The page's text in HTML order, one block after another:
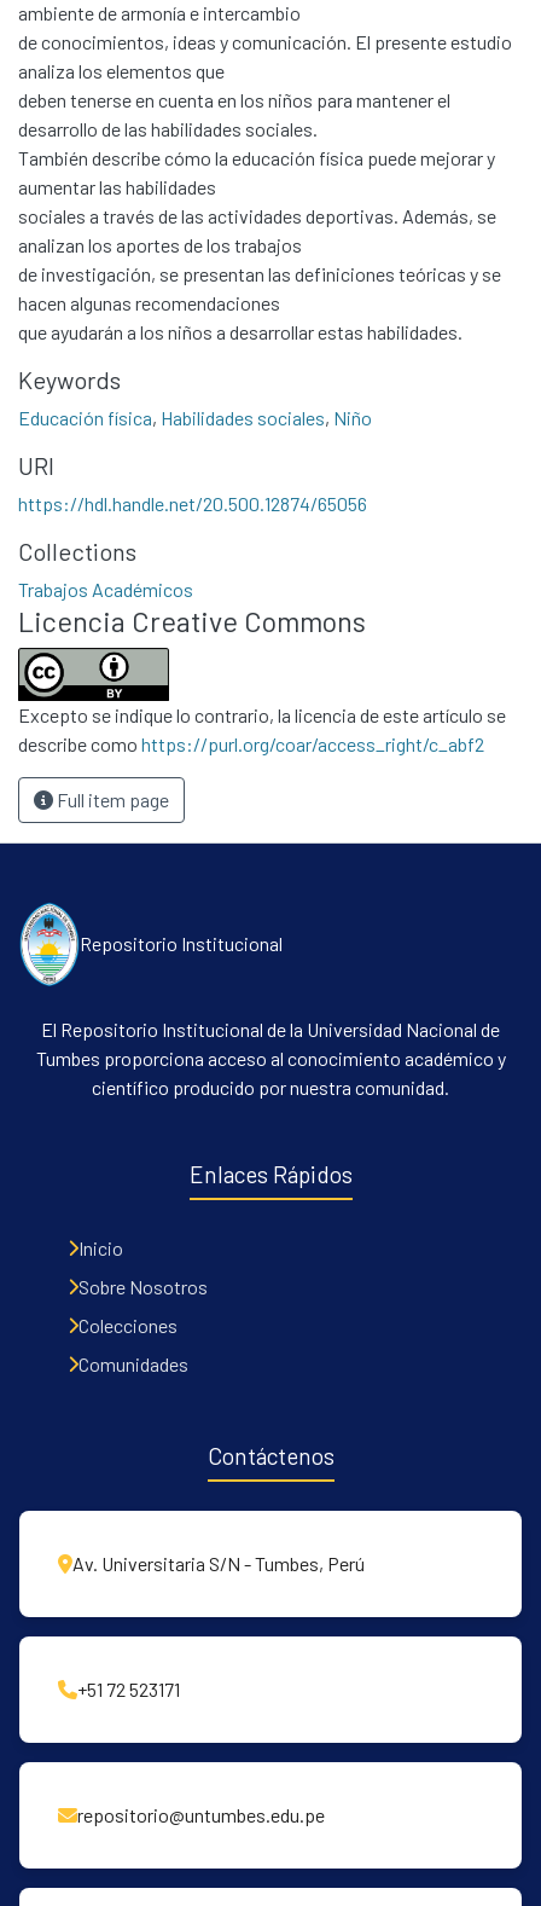
Communities & Collections
All of DSpace
Statistics
Contacto
Políticas
ambiente de armonía e intercambio
de conocimientos, ideas y comunicación. El presente estudio
analiza los elementos que
deben tenerse en cuenta en los niños para mantener el
desarrollo de las habilidades sociales.
También describe cómo la educación física puede mejorar y
aumentar las habilidades
sociales a través de las actividades deportivas. Además, se
analizan los aportes de los trabajos
de investigación, se presentan las definiciones teóricas y se
hacen algunas recomendaciones
que ayudarán a los niños a desarrollar estas habilidades.
Keywords
Educación física, Habilidades sociales, Niño
URI
https://hdl.handle.net/20.500.12874/65056
Collections
Trabajos Académicos
Licencia Creative Commons
Excepto se indique lo contrario, la licencia de este artículo se
describe como https://purl.org/coar/access_right/c_abf2
Full item page
Repositorio Institucional
El Repositorio Institucional de la Universidad Nacional de
Tumbes proporciona acceso al conocimiento académico y
científico producido por nuestra comunidad.
Enlaces Rápidos
Inicio
Sobre Nosotros
Colecciones
Comunidades
Contáctenos
Av. Universitaria S/N - Tumbes, Perú
+51 72 523171
repositorio@untumbes.edu.pe